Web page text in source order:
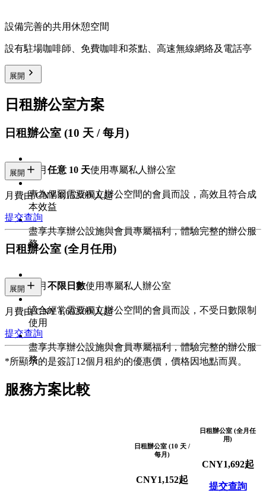
設備完善的共用休憩空間
設有駐場咖啡師、免費咖啡和茶點、高速無線網絡及電話亭
展開
日租辦公室方案
日租辦公室 (10 天 / 每月)
每月 任意 10 天使用專屬私人辦公室
專為偶爾需要獨立辦公空間的會員而設，高效且符合成
本效益
盡享共享辦公設施與會員專屬福利，體驗完整的辦公服
務
展開
月費由 CNY 1,152.00/人起
提交查詢
日租辦公室 (全月任用)
每月 不限日數使用專屬私人辦公室
適合經常需要獨立辦公空間的會員而設，不受日數限制
使用
盡享共享辦公設施與會員專屬福利，體驗完整的辦公服
務
展開
月費由 CNY 1,692.00/人起
提交查詢
*所顯示的是簽訂12個月租約的優惠價，價格因地點而異。
服務方案比較
日租辦公室 (10 天 /
每月)
CNY1,152起
日租辦公室 (全月任
用)
CNY1,692起
提交查詢